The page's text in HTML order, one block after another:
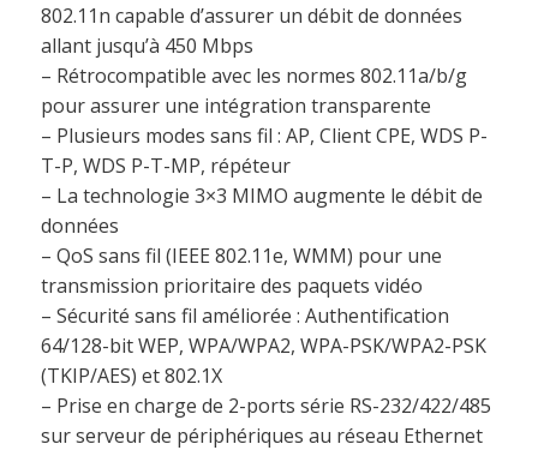
802.11n capable d’assurer un débit de données
allant jusqu’à 450 Mbps
– Rétrocompatible avec les normes 802.11a/b/g
pour assurer une intégration transparente
– Plusieurs modes sans fil : AP, Client CPE, WDS P-
T-P, WDS P-T-MP, répéteur
– La technologie 3×3 MIMO augmente le débit de
données
– QoS sans fil (IEEE 802.11e, WMM) pour une
transmission prioritaire des paquets vidéo
– Sécurité sans fil améliorée : Authentification
64/128-bit WEP, WPA/WPA2, WPA-PSK/WPA2-PSK
(TKIP/AES) et 802.1X
– Prise en charge de 2-ports série RS-232/422/485
sur serveur de périphériques au réseau Ethernet